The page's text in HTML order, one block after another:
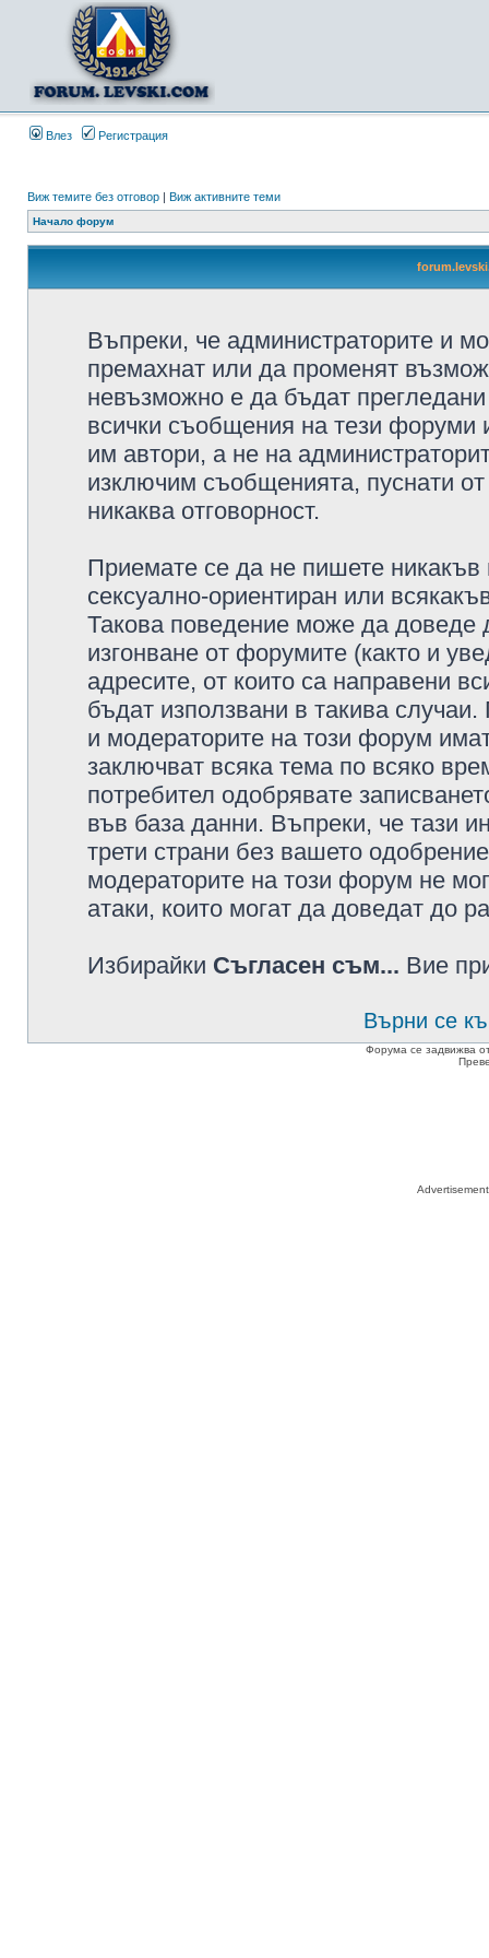
Влез Регистрация
Виж темите без отговор | Виж активните теми
Начало форум
Въпреки, че администраторите и
премахнат или да променят
невъзможно е да бъдат
всички съобщения на тези форуми
им автори, а не на
изключим съобщенията, пуснати
никаква отговорност.
Приемате се да не пишете никакъв
сексуално-ориентиран или
Такова поведение може да доведе
изгонване от форумите (както и
адресите, от които са направени
бъдат използвани в такива
и модераторите на този форум
заключват всяка тема по всяко
потребител одобрявате
във база данни. Въпреки, че тази
трети страни без вашето
модераторите на този форум не
атаки, които могат да доведат до
Избирайки Съгласен съм... Вие
Върни се
Форума се задвижва